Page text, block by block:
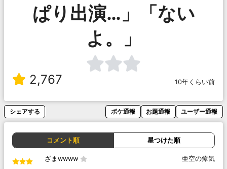
ぱり出演…」「ない
よ。」
2,767 10年くらい前
シェアする ボケ通報 お題通報 ユーザー通報
コメント順 星つけた順
ざまwwww 亜空の瘴気